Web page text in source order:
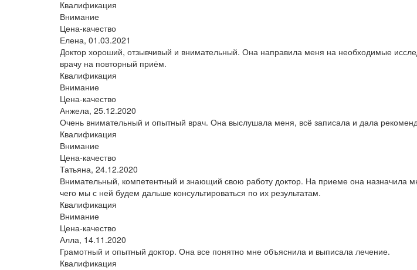
Квалификация
Внимание
Цена-качество
Елена, 01.03.2021
Доктор хороший, отзывчивый и внимательный. Она направила меня на необходимые
врачу на повторный приём.
Квалификация
Внимание
Цена-качество
Анжела, 25.12.2020
Очень внимательный и опытный врач. Она выслушала меня, всё записала и дала
Квалификация
Внимание
Цена-качество
Татьяна, 24.12.2020
Внимательный, компетентный и знающий свою работу доктор. На приеме она назначила
чего мы с ней будем дальше консультироваться по их результатам.
Квалификация
Внимание
Цена-качество
Алла, 14.11.2020
Грамотный и опытный доктор. Она все понятно мне объяснила и выписала лечение.
Квалификация